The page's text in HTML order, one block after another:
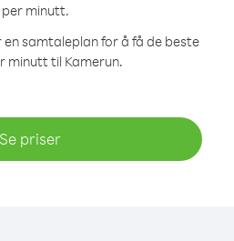
per minutt.
samtaleplan for å få de beste
minutt til Kamerun.
Se priser